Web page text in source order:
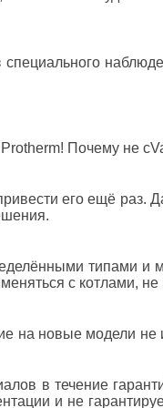
Protherm! Почему не с
его ещё
типами и
с котлами,
новые модели не
в течение
и не